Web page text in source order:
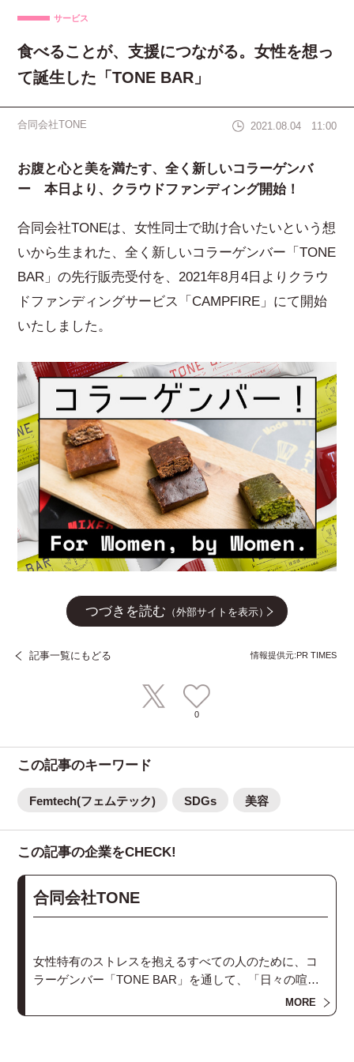
サービス
食べることが、支援につながる。女性を想っ
て誕生した「TONE BAR」
合同会社TONE 2021.08.04 11:00
お腹と心と美を満たす、全く新しいコラーゲンバ
ー 本日より、クラウドファンディング開始！
合同会社TONEは、女性同士で助け合いたいという想
いから生まれた、全く新しいコラーゲンバー「TONE
BAR」の先行販売受付を、2021年8月4日よりクラウ
ドファンディングサービス「CAMPFIRE」にて開始
いたしました。
つづきを読む （外部サイトを表示）
記事一覧にもどる 情報提供元:PR TIMES
0
この記事のキーワード
Femtech(フェムテック) SDGs 美容
この記事の企業をCHECK!
合同会社TONE
女性特有のストレスを抱えるすべての人のために、コ
ラーゲンバー「TONE BAR」を通して、「日々の喧騒
から逃れて一息つく」「自分と向き合う・他者のこと
を想う」といったセルフケア・ウェルネスケアのため
MORE